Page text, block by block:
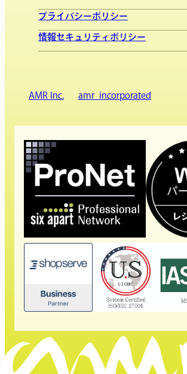
プライバシーポリシー
情報セキュリティポリシー
AMR Inc. amr_incorporated